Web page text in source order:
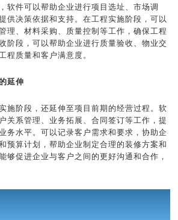
软件可以帮助企业进行项目选址、市场调
供决策依据和支持。在工程实施阶段，可以
理、材料采购、质量控制等工作，确保工程
阶段，可以帮助企业进行质量验收、物业交
程质量和客户满意度。
延伸
阶段，还延伸至项目前期的经营过程。软
关系管理、业务拓展、合同签订等工作，提
务水平。可以记录客户需求和要求，协助企
预算计划，帮助企业制定合理的装修方案和
够促进企业与客户之间的更好沟通和合作，